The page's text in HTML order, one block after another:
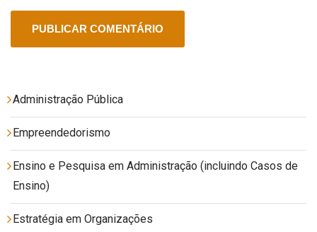
Administração Pública
Empreendedorismo
Ensino e Pesquisa em Administração (incluindo Casos de
Ensino)
Estratégia em Organizações